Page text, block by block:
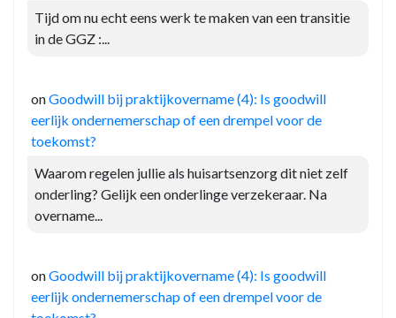
Tijd om nu echt eens werk te maken van een transitie
in de GGZ :...
onGoodwill bij praktijkovername (4): Is goodwill
eerlijk ondernemerschap of een drempel voor de
toekomst?
Waarom regelen jullie als huisartsenzorg dit niet zelf
onderling? Gelijk een onderlinge verzekeraar. Na
overname...
onGoodwill bij praktijkovername (4): Is goodwill
eerlijk ondernemerschap of een drempel voor de